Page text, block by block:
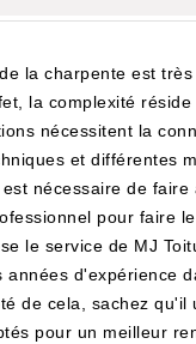
la charpente est
la complexité
nécessitent la
et différentes
nécessaire de faire
pour faire le
le service de MJ
années d'expérience
de cela, sachez qu'il
pour un meilleur